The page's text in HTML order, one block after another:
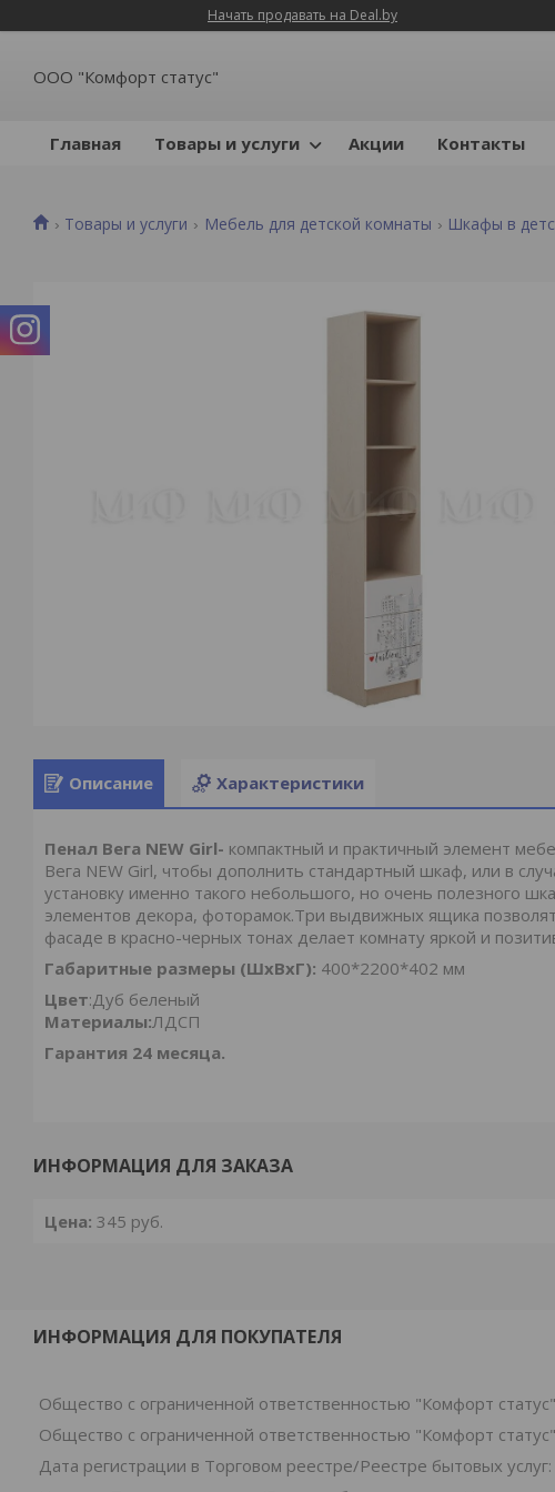
Начать продавать на Deal.by
ООО "Комфорт статус"
Главная Товары и услуги Акции Контакты
Товары и услуги Мебель для детской комнаты Шкафы в
Описание Характеристики
Пенал Вега NEW Girl- компактный и практичный элемент
Вега NEW Girl, чтобы дополнить стандартный шкаф, или в
установку именно такого небольшого, но очень полезного
элементов декора, фоторамок.Три выдвижных ящика
фасаде в красно-черных тонах делает комнату яркой и
Габаритные размеры (ШхВхГ): 400*2200*402 мм
Цвет:Дуб беленый
Материалы:ЛДСП
Гарантия 24 месяца.
ИНФОРМАЦИЯ ДЛЯ ЗАКАЗА
Цена: 345 руб.
ИНФОРМАЦИЯ ДЛЯ ПОКУПАТЕЛЯ
Общество с ограниченной ответственностью "Комфорт статус"
Общество с ограниченной ответственностью "Комфорт статус"
Дата регистрации в Торговом реестре/Реестре бытовых